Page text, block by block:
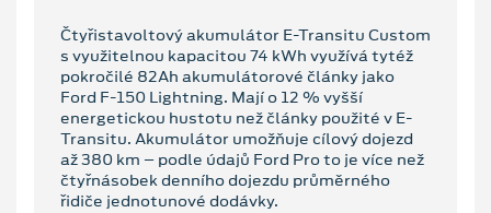
Čtyřistavoltový akumulátor E-Transitu Custom
s využitelnou kapacitou 74 kWh využívá tytéž
pokročilé 82Ah akumulátorové články jako
Ford F-150 Lightning. Mají o 12 % vyšší
energetickou hustotu než články použité v E-
Transitu. Akumulátor umožňuje cílový dojezd
až 380 km – podle údajů Ford Pro to je více než
čtyřnásobek denního dojezdu průměrného
řidiče jednotunové dodávky.